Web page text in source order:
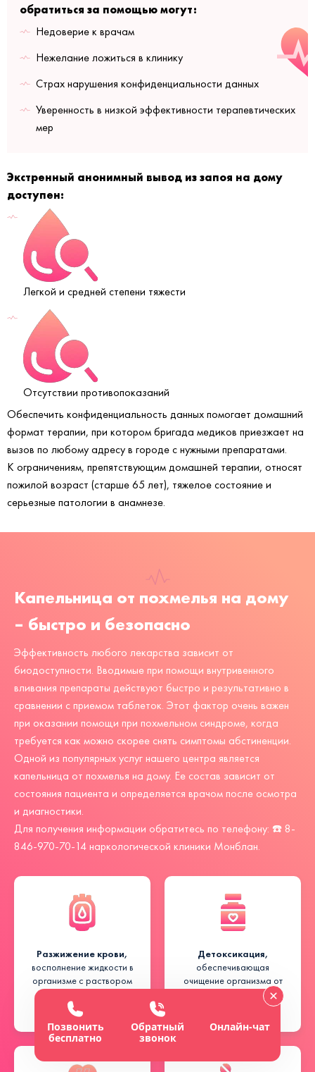
обратиться за помощью могут:
Недоверие к врачам
Нежелание ложиться в клинику
Страх нарушения конфиденциальности данных
Уверенность в низкой эффективности терапевтических
мер
Экстренный анонимный вывод из запоя на дому
доступен:
Легкой и средней степени тяжести
Отсутствии противопоказаний
Обеспечить конфиденциальность данных помогает домашний
формат терапии, при котором бригада медиков приезжает на
вызов по любому адресу в городе с нужными препаратами.
К ограничениям, препятствующим домашней терапии, относят
пожилой возраст (старше 65 лет), тяжелое состояние и
серьезные патологии в анамнезе.
Капельница от похмелья на дому
– быстро и безопасно
Эффективность любого лекарства зависит от
биодоступности. Вводимые при помощи внутривенного
вливания препараты действуют быстро и результативно в
сравнении с приемом таблеток. Этот фактор очень важен
при оказании помощи при похмельном синдроме, когда
требуется как можно скорее снять симптомы абстиненции.
Одной из популярных услуг нашего центра является
капельница от похмелья на дому. Ее состав зависит от
состояния пациента и определяется врачом после осмотра
и диагностики.
Для получения информации обратитесь по телефону: ☎️ 8-
846-970-70-14 наркологической клиники Монблан.
Разжижение крови,
восполнение жидкости в
организме с раствором
Детоксикация,
обеспечивающая
очищение организма от
остатков продуктов
Позвонить
бесплатно
Обратный
звонок
Онлайн-чат